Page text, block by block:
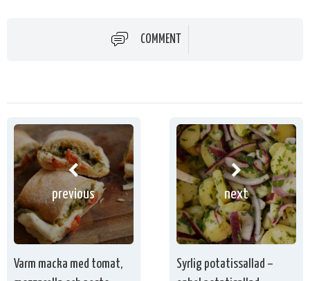
COMMENT
previous
Varm macka med tomat,
next
Syrlig potatissallad –